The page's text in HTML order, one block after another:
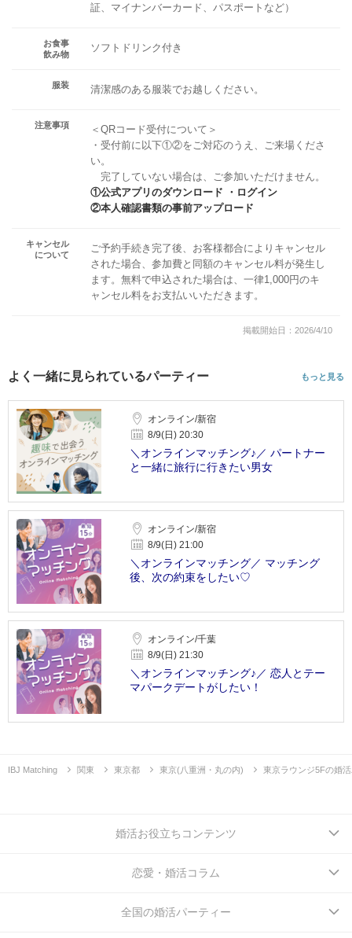
証、マイナンバーカード、パスポートなど）
お食事
飲み物
ソフトドリンク付き
服装 清潔感のある服装でお越しください。
注意事項
＜QRコード受付について＞
・受付前に以下①②をご対応のうえ、ご来場くださ
い。
完了していない場合は、ご参加いただけません。
①公式アプリのダウンロード ・ログイン
②本人確認書類の事前アップロード
キャンセル
について
ご予約手続き完了後、お客様都合によりキャンセル
された場合、参加費と同額のキャンセル料が発生し
ます。無料で申込された場合は、一律1,000円のキ
ャンセル料をお支払いいただきます。
掲載開始日：2026/4/10
よく一緒に見られているパーティー もっと見る
オンライン/新宿
8/9(日) 20:30
＼オンラインマッチング♪／ パートナー
と一緒に旅行に行きたい男女
オンライン/新宿
8/9(日) 21:00
＼オンラインマッチング／ マッチング
後、次の約束をしたい♡
オンライン/千葉
8/9(日) 21:30
＼オンラインマッチング♪／ 恋人とテー
マパークデートがしたい！
IBJ Matching 関東 東京都 東京(八重洲・丸の内) 東京ラウンジ5Fの婚
婚活お役立ちコンテンツ
恋愛・婚活コラム
全国の婚活パーティー